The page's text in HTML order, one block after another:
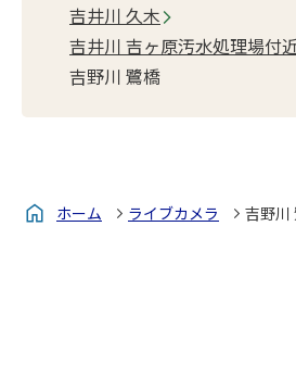
吉井川 久木
吉井川 吉ヶ原汚水処理場付
吉野川 鷺橋
ホーム ライブカメラ 吉野川